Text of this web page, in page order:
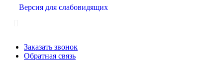
Версия для слабовидящих
Заказать звонок
Обратная связь